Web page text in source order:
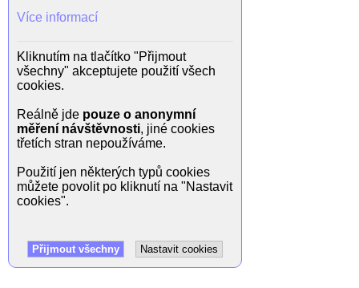
Více informací
Kliknutím na tlačítko "Přijmout
všechny" akceptujete použití všech
cookies.
Reálně jde pouze o anonymní
měření návštěvnosti, jiné cookies
třetích stran nepoužíváme.
Použití jen některých typů cookies
můžete povolit po kliknutí na "Nastavit
cookies".
Přijmout všechny Nastavit cookies